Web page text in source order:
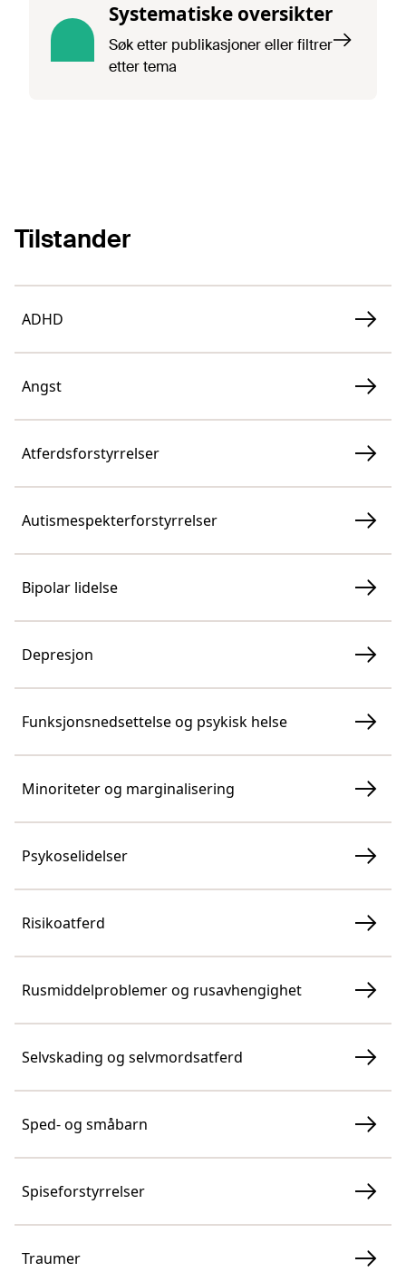
Systematiske oversikter
Søk etter publikasjoner eller filtrer
etter tema
Tilstander
ADHD
Angst
Atferdsforstyrrelser
Autismespekterforstyrrelser
Bipolar lidelse
Depresjon
Funksjonsnedsettelse og psykisk helse
Minoriteter og marginalisering
Psykoselidelser
Risikoatferd
Rusmiddelproblemer og rusavhengighet
Selvskading og selvmordsatferd
Sped- og småbarn
Spiseforstyrrelser
Traumer